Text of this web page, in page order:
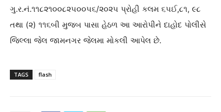
ગુ.ર.નં.૧૧૮૨૧૦૦૮૨૫૦૦૫૬/૨૦૨૫ પ્રોહી કલમ ૬૫ઈ,૮૧, ૯૮
તથા (૨) ૧૧૬બી મુજબ પાસા હેઠળ આ આરોપીને દાહોદ પોલીસે
જિલ્લા જેલ જામનગર જેલમા મોકલી આપેલ છે.
TAGS flash